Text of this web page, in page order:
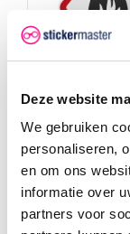
Deze website
We gebruiken
personaliseren,
en om ons
informatie over
partners voor
Licht vlambaar
GHS
vlambaar
pictogramstickers
bedrijf of